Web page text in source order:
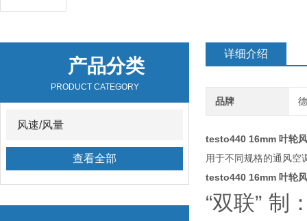
产品分类
PRODUCT CATEGORY
风速/风量
查看全部
详细介绍
品牌
testo440 16mm 叶轮
用于不同规格的通风空
testo440 16mm 叶轮
“双联” 制